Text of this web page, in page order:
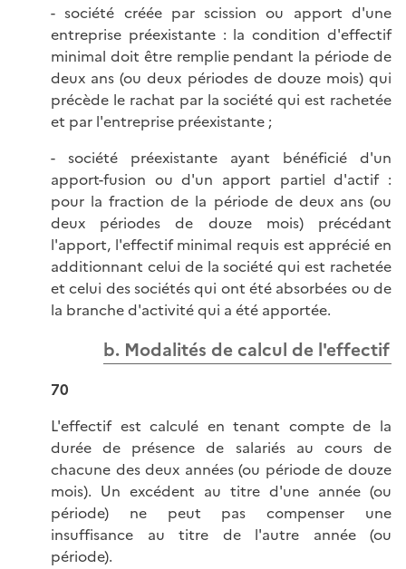
- société créée par scission ou apport d'une
entreprise préexistante : la condition d'effectif
minimal doit être remplie pendant la période de
deux ans (ou deux périodes de douze mois) qui
précède le rachat par la société qui est rachetée
et par l'entreprise préexistante ;
- société préexistante ayant bénéficié d'un
apport-fusion ou d'un apport partiel d'actif :
pour la fraction de la période de deux ans (ou
deux périodes de douze mois) précédant
l'apport, l'effectif minimal requis est apprécié en
additionnant celui de la société qui est rachetée
et celui des sociétés qui ont été absorbées ou de
la branche d'activité qui a été apportée.
b. Modalités de calcul de l'effectif
70
L'effectif est calculé en tenant compte de la
durée de présence de salariés au cours de
chacune des deux années (ou période de douze
mois). Un excédent au titre d'une année (ou
période) ne peut pas compenser une
insuffisance au titre de l'autre année (ou
période).